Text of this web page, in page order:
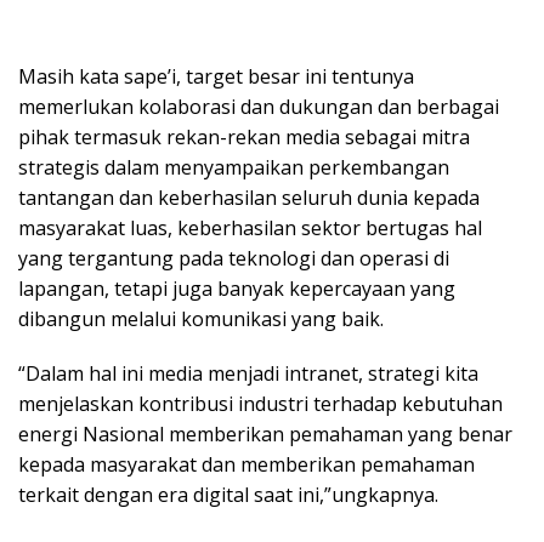
Masih kata sape’i, target besar ini tentunya
memerlukan kolaborasi dan dukungan dan berbagai
pihak termasuk rekan-rekan media sebagai mitra
strategis dalam menyampaikan perkembangan
tantangan dan keberhasilan seluruh dunia kepada
masyarakat luas, keberhasilan sektor bertugas hal
yang tergantung pada teknologi dan operasi di
lapangan, tetapi juga banyak kepercayaan yang
dibangun melalui komunikasi yang baik.
“Dalam hal ini media menjadi intranet, strategi kita
menjelaskan kontribusi industri terhadap kebutuhan
energi Nasional memberikan pemahaman yang benar
kepada masyarakat dan memberikan pemahaman
terkait dengan era digital saat ini,”ungkapnya.